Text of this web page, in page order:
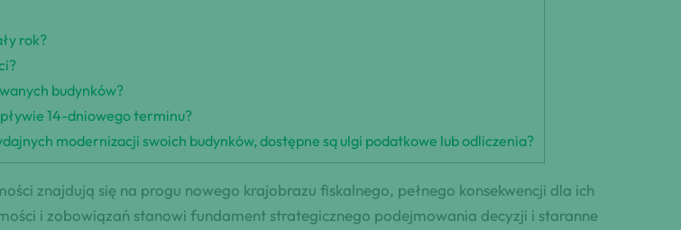
rok?
budynków?
14-dniowego terminu?
modernizacji swoich budynków, dostępne są ulgi podatkowe lub odliczenia?
znajdują się na progu nowego krajobrazu fiskalnego, pełnego konsekwencji dla ich
i zobowiązań stanowi fundament strategicznego podejmowania decyzji i staranne